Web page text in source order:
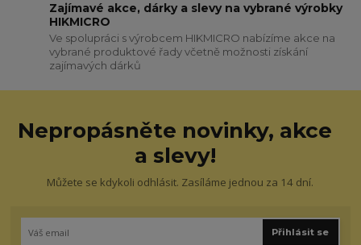
Zajímavé akce, dárky a slevy na vybrané výrobky
HIKMICRO
Ve spolupráci s výrobcem HIKMICRO nabízíme akce na
vybrané produktové řady včetně možnosti získání
zajímavých dárků
Nepropásněte novinky, akce
a slevy!
Můžete se kdykoli odhlásit. Zasíláme jednou za 14 dní.
Přihlásit se